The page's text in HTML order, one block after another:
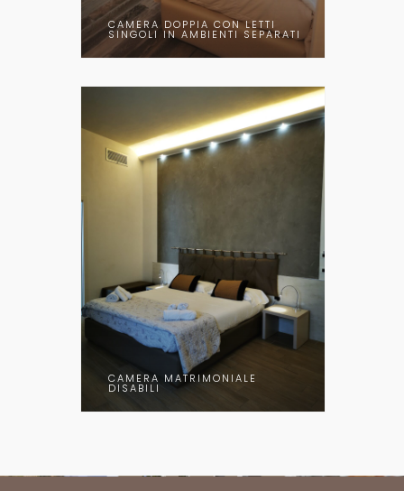
CAMERA DOPPIA CON LETTI
SINGOLI IN AMBIENTI SEPARATI
CAMERA MATRIMONIALE
DISABILI